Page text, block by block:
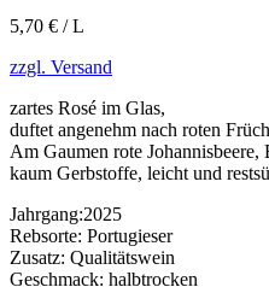
5,70 € / L
zzgl. Versand
zartes Rosé im Glas,
duftet angenehm nach roten
Am Gaumen rote Johannisbeere,
kaum Gerbstoffe, leicht und
Jahrgang:2025
Rebsorte: Portugieser
Zusatz: Qualitätswein
Geschmack: halbtrocken